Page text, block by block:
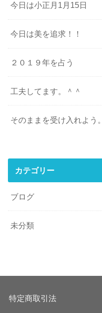
今日は小正月1月15日
今日は美を追求！！
２０１９年を占う
工夫してます。＾＾
そのままを受け入れよう。
カテゴリー
ブログ
未分類
特定商取引法